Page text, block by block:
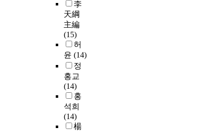
李
天綱
主編
(15)
허
윤 (14)
정
홍교
(14)
홍
석희
(14)
楊